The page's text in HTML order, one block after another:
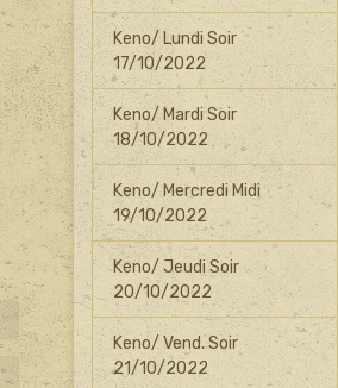
Keno/ Lundi Soir
17/10/2022
Keno/ Mardi Soir
18/10/2022
Keno/ Mercredi Midi
19/10/2022
Keno/ Jeudi Soir
20/10/2022
Keno/ Vend. Soir
21/10/2022